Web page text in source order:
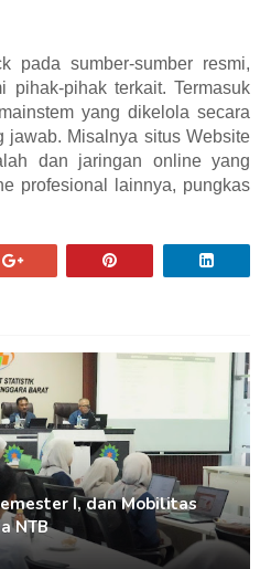
pada sumber-sumber resmi,
pihak-pihak terkait. Termasuk
yang dikelola secara
jawab. Misalnya situs Website
dan jaringan online yang
profesional lainnya, pungkas
I, dan Mobilitas
NTB